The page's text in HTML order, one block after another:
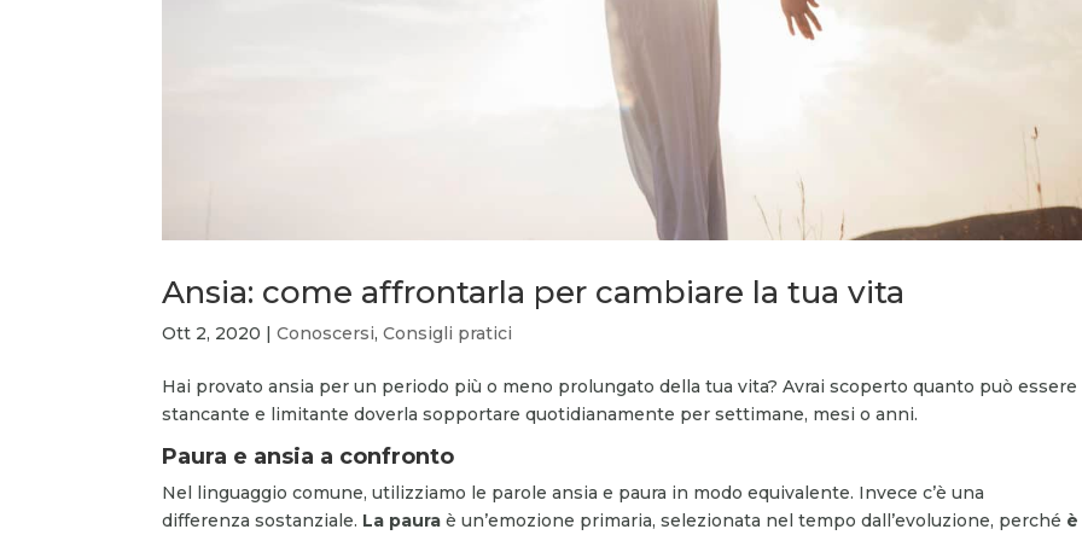
Ansia: come affrontarla per cambiare la tua vita
Ott 2, 2020 |Conoscersi,Consigli pratici
Hai provato ansia per un periodo più o meno prolungato della tua vita? Avrai scoperto quanto può essere
stancante e limitante doverla sopportare quotidianamente per settimane, mesi o anni.
Paura e ansia a confronto
Nel linguaggio comune, utilizziamo le parole ansia e paura in modo equivalente. Invece c’è una
differenza sostanziale. La pauraè un’emozione primaria, selezionata nel tempo dall’evoluzione, perché è